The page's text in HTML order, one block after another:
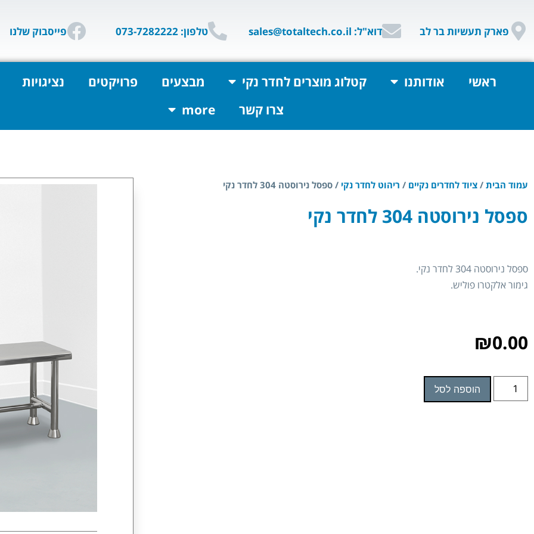
פארק תעשיות בר לב דוא"ל: sales@totaltech.co.il טלפון: 073-7282222 פייסבוק שלנו
ראשי אודותנו קטלוג מוצרים לחדר נקי מבצעים פרויקטים נציגויות
צרו קשר
more
עמוד הבית / ציוד לחדרים נקיים / ריהוט לחדר נקי / ספסל נירוסטה 304 לחדר נקי
ספסל נירוסטה 304 לחדר נקי
ספסל נירוסטה 304 לחדר נקי.
גימור אלקטרו פוליש.
₪0.00
הוספה לסל